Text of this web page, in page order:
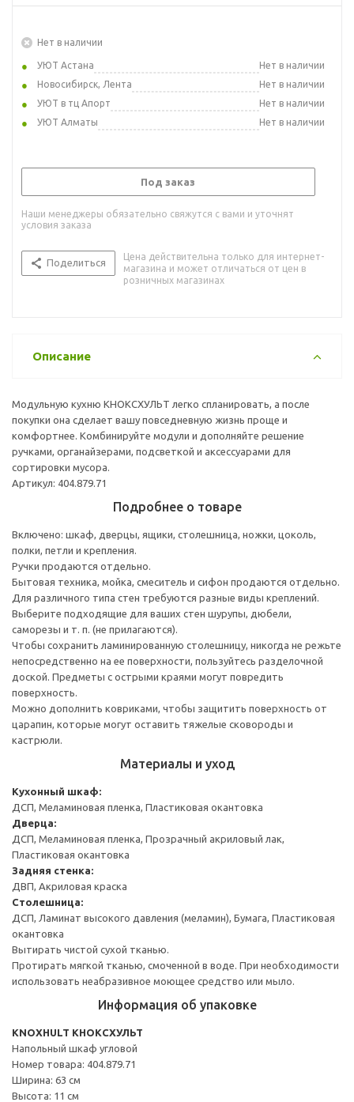
Нет в наличии
УЮТ Астана
Нет в наличии
Новосибирск, Лента
Нет в наличии
УЮТ в тц Апорт
Нет в наличии
УЮТ Алматы
Нет в наличии
Под заказ
Наши менеджеры обязательно свяжутся с вами и уточнят
условия заказа
Поделиться
Цена действительна только для интернет-
магазина и может отличаться от цен в
розничных магазинах
Описание
Модульную кухню КНОКСХУЛЬТ легко спланировать, а после
покупки она сделает вашу повседневную жизнь проще и
комфортнее. Комбинируйте модули и дополняйте решение
ручками, органайзерами, подсветкой и аксессуарами для
сортировки мусора.
Артикул: 404.879.71
Подробнее о товаре
Включено: шкаф, дверцы, ящики, столешница, ножки, цоколь,
полки, петли и крепления.
Ручки продаются отдельно.
Бытовая техника, мойка, смеситель и сифон продаются отдельно.
Для различного типа стен требуются разные виды креплений.
Выберите подходящие для ваших стен шурупы, дюбели,
саморезы и т. п. (не прилагаются).
Чтобы сохранить ламинированную столешницу, никогда не режьте
непосредственно на ее поверхности, пользуйтесь разделочной
доской. Предметы с острыми краями могут повредить
поверхность.
Можно дополнить ковриками, чтобы защитить поверхность от
царапин, которые могут оставить тяжелые сковороды и
кастрюли.
Материалы и уход
Кухонный шкаф:
ДСП, Меламиновая пленка, Пластиковая окантовка
Дверца:
ДСП, Меламиновая пленка, Прозрачный акриловый лак,
Пластиковая окантовка
Задняя стенка:
ДВП, Акриловая краска
Столешница:
ДСП, Ламинат высокого давления (меламин), Бумага, Пластиковая
окантовка
Вытирать чистой сухой тканью.
Протирать мягкой тканью, смоченной в воде. При необходимости
использовать неабразивное моющее средство или мыло.
Информация об упаковке
KNOXHULT КНОКСХУЛЬТ
Напольный шкаф угловой
Номер товара: 404.879.71
Ширина: 63 см
Высота: 11 см